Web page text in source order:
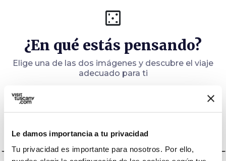
Le damos importancia a tu privacidad
Tu privacidad es importante para nosotros. Por ello,
casino
¿En qué estás pensando?
Elige una de las dos imágenes y descubre el viaje
adecuado para ti
Llénate de
movimiento
Regenerarme